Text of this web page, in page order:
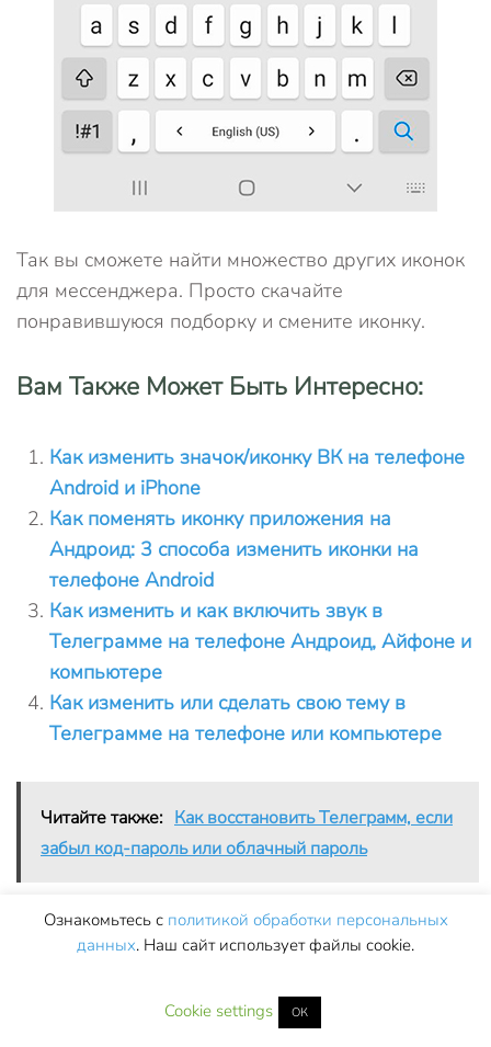
Так вы сможете найти множество других иконок
для мессенджера. Просто скачайте
понравившуюся подборку и смените иконку.
Вам Также Может Быть Интересно:
Как изменить значок/иконку ВК на телефоне
Android и iPhone
Как поменять иконку приложения на
Андроид: 3 способа изменить иконки на
телефоне Android
Как изменить и как включить звук в
Телеграмме на телефоне Андроид, Айфоне и
компьютере
Как изменить или сделать свою тему в
Телеграмме на телефоне или компьютере
Читайте также: Как восстановить Телеграмм, если
забыл код-пароль или облачный пароль
Ознакомьтесь с политикой обработки персональных
данных. Наш сайт использует файлы cookie.
Cookie settings ОК